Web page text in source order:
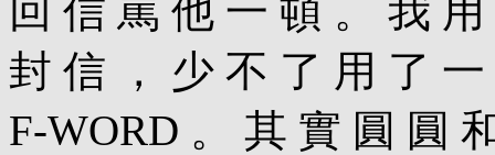
回 信 罵 他 一 頓 。 我
封 信 ， 少 不 了 用 了
F-WORD 。 其 實 圓 圓